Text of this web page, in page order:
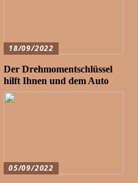
18/09/2022
Der Drehmomentschlüssel
hilft Ihnen und dem Auto
05/09/2022